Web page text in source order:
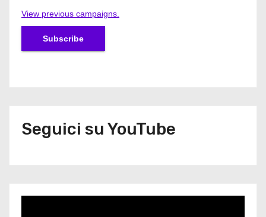
View previous campaigns.
Seguici su YouTube